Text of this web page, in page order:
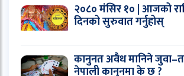
२०८० मंसिर १० | आजको
दिनको सुरुवात गर्नुहोस्
कानुनत अवैध मानिने
नेपाली कानुनमा के छ ?